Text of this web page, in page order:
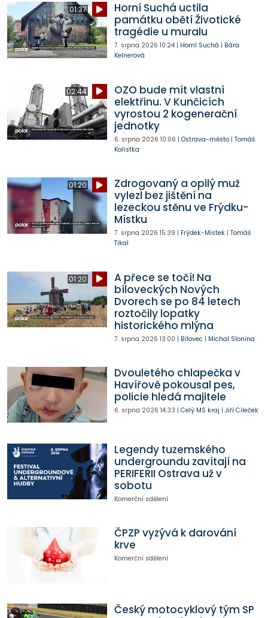
01:37
Horní Suchá uctila
památku obětí Životické
tragédie u muralu
7. srpna 2026 10:24| Horní Suchá | Bára
Kelnerová
02:44
OZO bude mít vlastní
elektřinu. V Kunčicích
vyrostou 2 kogenerační
jednotky
6. srpna 2026 10:06 | Ostrava-město| Tomáš
Kořistka
01:20
Zdrogovaný a opilý muž
vylezl bez jištění na
lezeckou stěnu ve Frýdku-
Místku
7. srpna 2026 15:39 | Frýdek-Místek| Tomáš
Tikal
01:20
A přece se točí! Na
bíloveckých Nových
Dvorech se po 84 letech
roztočily lopatky
historického mlýna
7. srpna 2026 13:00 | Bílovec| Michal Slonina
Dvouletého chlapečka v
Havířově pokousal pes,
policie hledá majitele
6. srpna 2026 14:33 | Celý MS kraj | Jiří Cileček
Legendy tuzemského
undergroundu zavítají na
PERIFERII Ostrava už v
sobotu
Komerční sdělení
ČPZP vyzývá k darování
krve
Komerční sdělení
Český motocyklový tým SP